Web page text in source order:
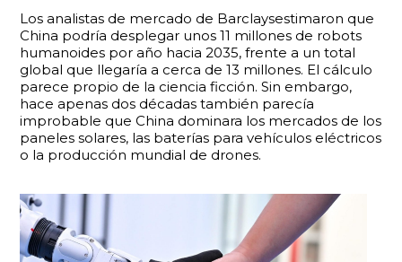
Los analistas de mercado de Barclaysestimaron que
China podría desplegar unos 11 millones de robots
humanoides por año hacia 2035, frente a un total
global que llegaría a cerca de 13 millones. El cálculo
parece propio de la ciencia ficción. Sin embargo,
hace apenas dos décadas también parecía
improbable que China dominara los mercados de los
paneles solares, las baterías para vehículos eléctricos
o la producción mundial de drones.